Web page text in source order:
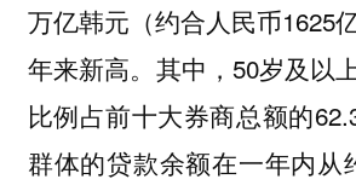
万亿韩元（约合人民币1625
年来新高。其中，50岁及以
比例占前十大券商总额的
群体的贷款余额在一年内从